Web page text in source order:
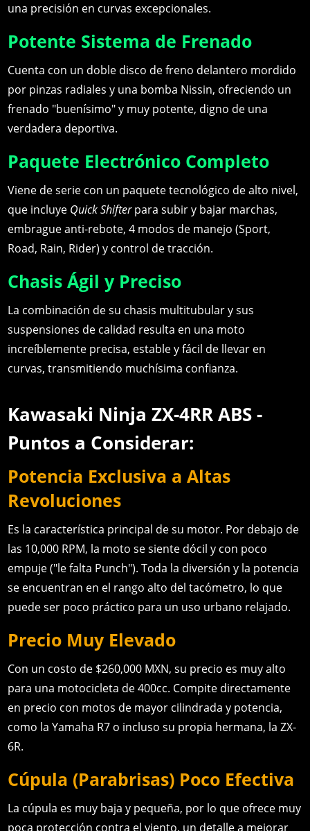
una precisión en curvas excepcionales.
Potente Sistema de Frenado
Cuenta con un doble disco de freno delantero mordido
por pinzas radiales y una bomba Nissin, ofreciendo un
frenado "buenísimo" y muy potente, digno de una
verdadera deportiva.
Paquete Electrónico Completo
Viene de serie con un paquete tecnológico de alto nivel,
que incluye Quick Shifterpara subir y bajar marchas,
embrague anti-rebote, 4 modos de manejo (Sport,
Road, Rain, Rider) y control de tracción.
Chasis Ágil y Preciso
La combinación de su chasis multitubular y sus
suspensiones de calidad resulta en una moto
increíblemente precisa, estable y fácil de llevar en
curvas, transmitiendo muchísima confianza.
Kawasaki Ninja ZX-4RR ABS -
Puntos a Considerar:
Potencia Exclusiva a Altas
Revoluciones
Es la característica principal de su motor. Por debajo de
las 10,000 RPM, la moto se siente dócil y con poco
empuje ("le falta Punch"). Toda la diversión y la potencia
se encuentran en el rango alto del tacómetro, lo que
puede ser poco práctico para un uso urbano relajado.
Precio Muy Elevado
Con un costo de $260,000 MXN, su precio es muy alto
para una motocicleta de 400cc. Compite directamente
en precio con motos de mayor cilindrada y potencia,
como la Yamaha R7 o incluso su propia hermana, la ZX-
6R.
Cúpula (Parabrisas) Poco Efectiva
La cúpula es muy baja y pequeña, por lo que ofrece muy
poca protección contra el viento, un detalle a mejorar